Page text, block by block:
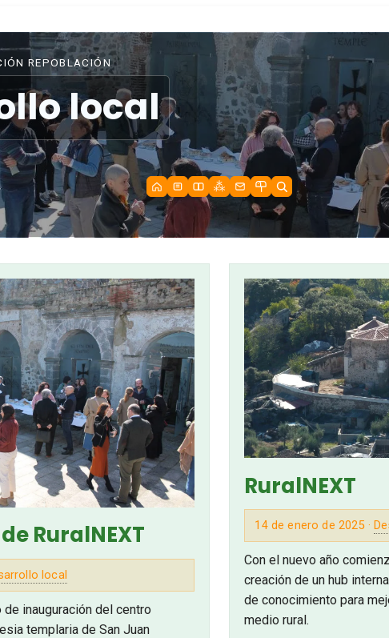
REPOBLACIÓN
local
RuralNEXT
local
inauguración del centro
templaria de San Juan
RuralNEXT
14 de enero de 2025 ·
Con el nuevo año
creación de un hub
de conocimiento para
medio rural.